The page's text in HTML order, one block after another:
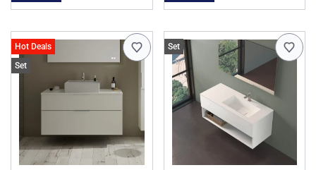
Hot Deals
Set
Set